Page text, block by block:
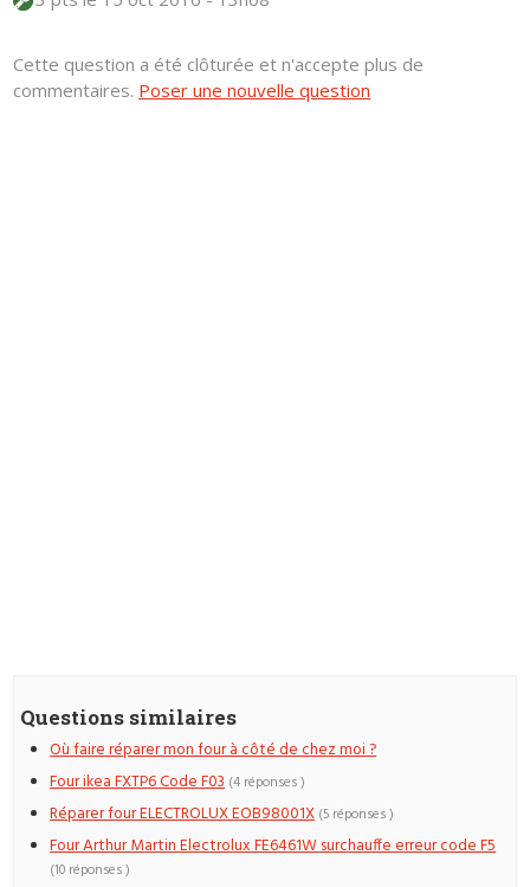
Cette question a été clôturée et n'accepte plus de
commentaires. Poser une nouvelle question
Questions similaires
Où faire réparer mon four à côté de chez moi ?
Four ikea FXTP6 Code F03 (4 réponses )
Réparer four ELECTROLUX EOB98001X (5 réponses )
Four Arthur Martin Electrolux FE6461W surchauffe erreur code F5
(10 réponses )